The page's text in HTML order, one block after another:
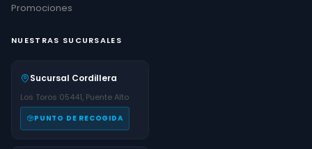
Promociones
NUESTRAS SUCURSALES
Sucursal Cordillera
Los Toros 05441, Puente Alto
PUNTO DE RECOGIDA